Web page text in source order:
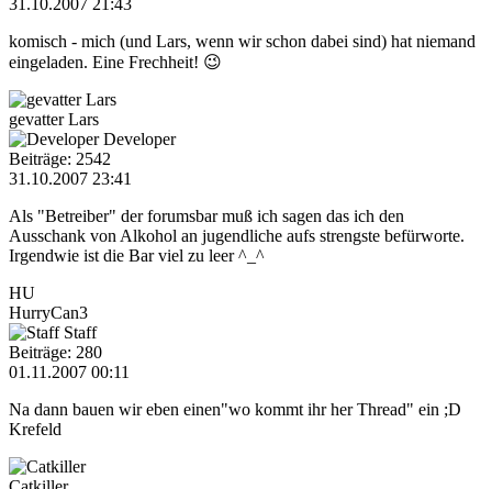
komisch - mich (und Lars, wenn wir schon dabei sind) hat niemand
eingeladen. Eine Frechheit! 😉
gevatter Lars
Developer
Beiträge: 2542
31.10.2007 23:41
Als "Betreiber" der forumsbar muß ich sagen das ich den
Ausschank von Alkohol an jugendliche aufs strengste befürworte.
Irgendwie ist die Bar viel zu leer ^_^
HU
HurryCan3
Staff
Beiträge: 280
01.11.2007 00:11
Na dann bauen wir eben einen"wo kommt ihr her Thread" ein ;D
Krefeld